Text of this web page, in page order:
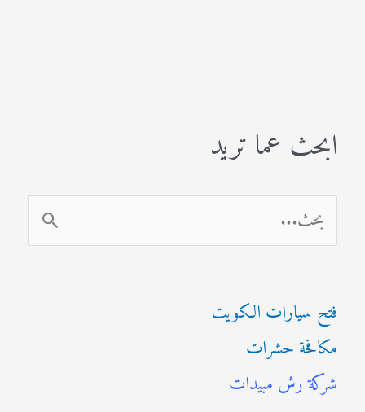
ابحث عما تريد
ل
ح
ث
ع
فتح سيارات الكويت
مكافحة حشرات
شركة رش مبيدات